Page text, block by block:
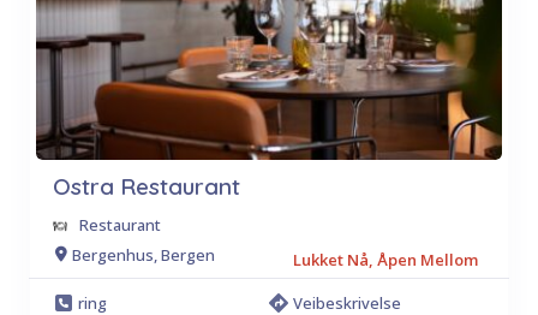
Ostra Restaurant
Restaurant
Bergenhus, Bergen
Lukket Nå, Åpen Mellom
ring
Veibeskrivelse